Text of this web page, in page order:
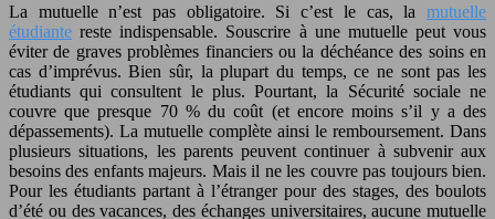
La mutuelle n’est pas obligatoire. Si c’est le cas, la mutuelle
étudiante reste indispensable. Souscrire à une mutuelle peut vous
éviter de graves problèmes financiers ou la déchéance des soins en
cas d’imprévus. Bien sûr, la plupart du temps, ce ne sont pas les
étudiants qui consultent le plus. Pourtant, la Sécurité sociale ne
couvre que presque 70 % du coût (et encore moins s’il y a des
dépassements). La mutuelle complète ainsi le remboursement. Dans
plusieurs situations, les parents peuvent continuer à subvenir aux
besoins des enfants majeurs. Mais il ne les couvre pas toujours bien.
Pour les étudiants partant à l’étranger pour des stages, des boulots
d’été ou des vacances, des échanges universitaires, aucune mutuelle